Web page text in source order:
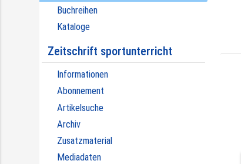
Buchreihen
Kataloge
Zeitschrift sportunterricht
Informationen
Abonnement
Artikelsuche
Archiv
Zusatzmaterial
Mediadaten